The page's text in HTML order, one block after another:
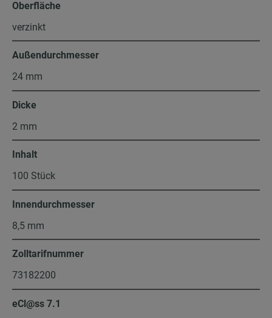
Oberfläche
verzinkt
Außendurchmesser
24 mm
Dicke
2 mm
Inhalt
100 Stück
Innendurchmesser
8,5 mm
Zolltarifnummer
73182200
eCl@ss 7.1